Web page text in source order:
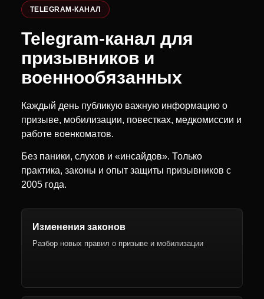
TELEGRAM-КАНАЛ
Telegram-канал для
призывников и
военнообязанных
Каждый день публикую важную информацию о
призыве, мобилизации, повестках, медкомиссии и
работе военкоматов.
Без паники, слухов и «инсайдов». Только
практика, законы и опыт защиты призывников с
2005 года.
Изменения законов
Разбор новых правил о призыве и мобилизации